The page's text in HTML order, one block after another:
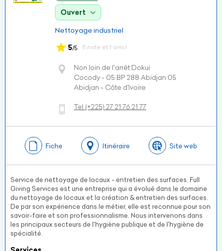
Ouvert
Nettoyage industriel
5/5 (1 note et 1 avis)
Non loin de l'arrêt Dokui
Cocody - 05 BP 288 Abidjan 05
Abidjan - Côte d’Ivoire
Tel:(+225) 27 21 76 21 77
Fiche Itinéraire Site web
Service de nettoyage de locaux - entretien des surfaces. Full
Giving Services est une entreprise qui a évolué dans le domaine
du nettoyage de locaux et la création & entretien des surfaces.
De par son expérience dans le métier, elle est reconnue pour son
savoir-faire et son professionnalisme. Nous intervenons dans
les principaux secteurs de l'hygiène publique et de l'hygiène de
spécialité.